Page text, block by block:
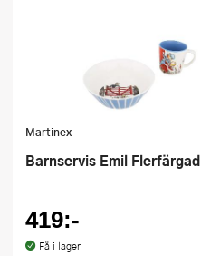
Martinex
Barnservis Emil Flerfärgad
419:-
Få i lager